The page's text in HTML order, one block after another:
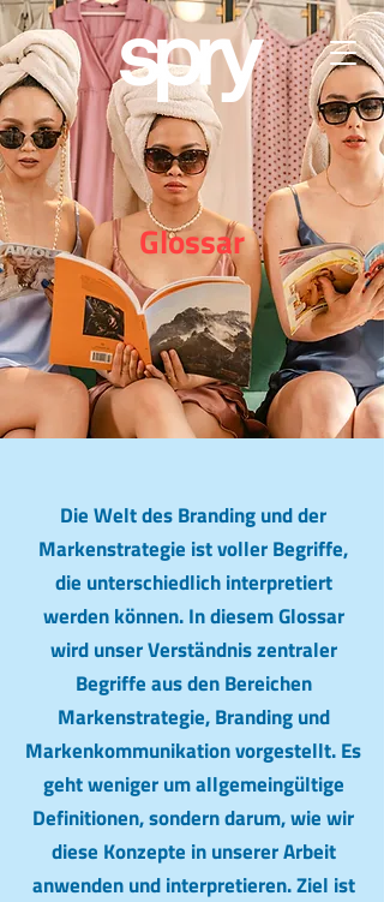
Glossar
Die Welt des Branding und der
Markenstrategie ist voller Begriffe,
die unterschiedlich interpretiert
werden können. In diesem Glossar
wird unser Verständnis zentraler
Begriffe aus den Bereichen
Markenstrategie, Branding und
Markenkommunikation vorgestellt. Es
geht weniger um allgemeingültige
Definitionen, sondern darum, wie wir
diese Konzepte in unserer Arbeit
anwenden und interpretieren. Ziel ist